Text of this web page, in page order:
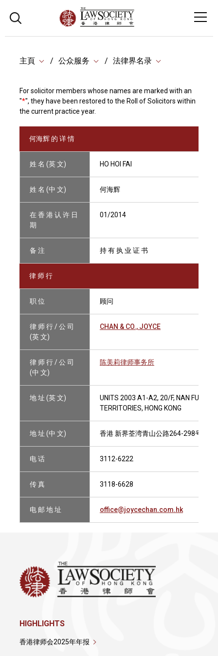
主頁 公众服务 法律界名录
For solicitor members whose names are marked with an
"*", they have been restored to the Roll of Solicitors within
the current practice year.
何海辉 的 详 情
姓 名 (英 文) HO HOI FAI
姓 名 (中 文) 何海辉
在 香 港 认 许 日
期
01/2014
备 注 持 有 执 业 证 书
律 师 行
职 位 顾问
律 师 行 / 公 司
(英 文)
CHAN & CO., JOYCE
律 师 行 / 公 司
(中 文)
陈美莉律师事务所
地 址 (英 文)
UNITS 2003 A1-A2, 20/F, NAN FUNG
TERRITORIES, HONG KONG
地 址 (中 文) 香港 新界荃湾青山公路264-298号 南
电 话 3112-6222
传 真 3118-6628
电 邮 地 址 office@joycechan.com.hk
HIGHLIGHTS
香港律师会2025年年报